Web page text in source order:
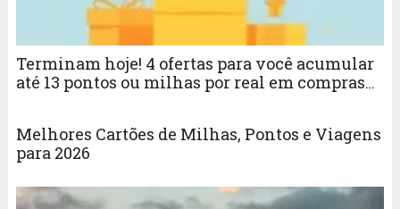
Terminam hoje! 4 ofertas para você acumular
até 13 pontos ou milhas por real em compras
Melhores Cartões de Milhas, Pontos e Viagens
para 2026